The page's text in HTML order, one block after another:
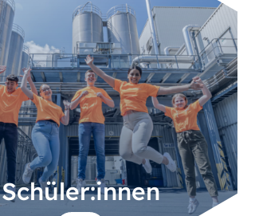
Schüler:innen